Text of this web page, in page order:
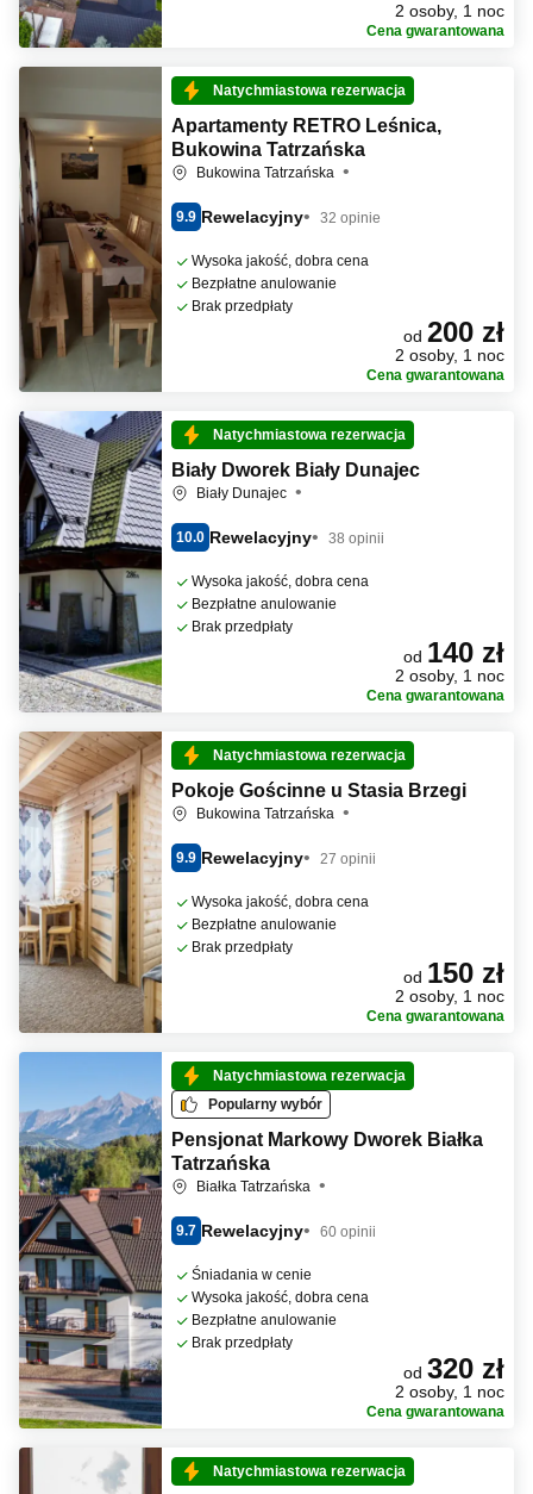
2 osoby, 1 noc
Cena gwarantowana
Natychmiastowa rezerwacja
Apartamenty RETRO Leśnica,
Bukowina Tatrzańska
Bukowina Tatrzańska
9.9 Rewelacyjny 32 opinie
Wysoka jakość, dobra cena
Bezpłatne anulowanie
Brak przedpłaty
od 200 zł
2 osoby, 1 noc
Cena gwarantowana
Natychmiastowa rezerwacja
Biały Dworek Biały Dunajec
Biały Dunajec
10.0 Rewelacyjny 38 opinii
Wysoka jakość, dobra cena
Bezpłatne anulowanie
Brak przedpłaty
od 140 zł
2 osoby, 1 noc
Cena gwarantowana
Natychmiastowa rezerwacja
Pokoje Gościnne u Stasia Brzegi
Bukowina Tatrzańska
9.9 Rewelacyjny 27 opinii
Wysoka jakość, dobra cena
Bezpłatne anulowanie
Brak przedpłaty
od 150 zł
2 osoby, 1 noc
Cena gwarantowana
Natychmiastowa rezerwacja
Popularny wybór
Pensjonat Markowy Dworek Białka
Tatrzańska
Białka Tatrzańska
9.7 Rewelacyjny 60 opinii
Śniadania w cenie
Wysoka jakość, dobra cena
Bezpłatne anulowanie
Brak przedpłaty
od 320 zł
2 osoby, 1 noc
Cena gwarantowana
Natychmiastowa rezerwacja